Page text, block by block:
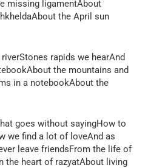
missing ligamentAbout
the April sun
rapids we hearAnd
the mountains and
in a notebookAbout the
goes without sayingHow to
we find a lot of loveAnd as
leave friendsFrom the life of
the heart of razyatAbout living